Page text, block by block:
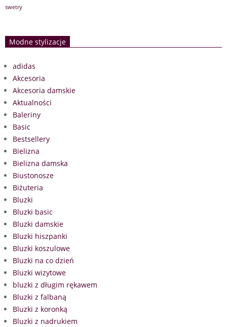
swetry
Modne stylizacje
adidas
Akcesoria
Akcesoria damskie
Aktualności
Baleriny
Basic
Bestsellery
Bielizna
Bielizna damska
Biustonosze
Biżuteria
Bluzki
Bluzki basic
Bluzki damskie
Bluzki hiszpanki
Bluzki koszulowe
Bluzki na co dzień
Bluzki wizytowe
bluzki z długim rękawem
Bluzki z falbaną
Bluzki z koronką
Bluzki z nadrukiem